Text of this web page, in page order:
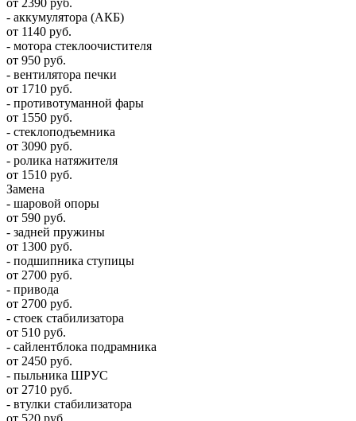
от 2390 руб.
- аккумулятора (АКБ)
от 1140 руб.
- мотора стеклоочистителя
от 950 руб.
- вентилятора печки
от 1710 руб.
- противотуманной фары
от 1550 руб.
- стеклоподъемника
от 3090 руб.
- ролика натяжителя
от 1510 руб.
Замена
- шаровой опоры
от 590 руб.
- задней пружины
от 1300 руб.
- подшипника ступицы
от 2700 руб.
- привода
от 2700 руб.
- стоек стабилизатора
от 510 руб.
- сайлентблока подрамника
от 2450 руб.
- пыльника ШРУС
от 2710 руб.
- втулки стабилизатора
от 520 руб.